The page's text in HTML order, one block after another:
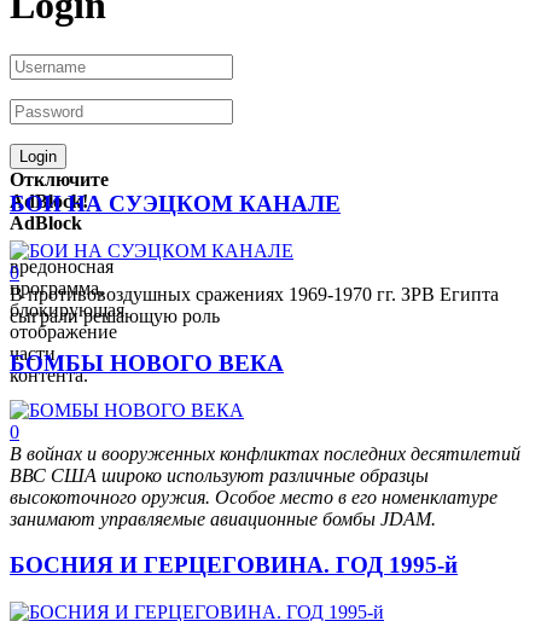
Отключите
AdBlock!
AdBlock
—
вредоносная
программа,
блокирующая
отображение
части
контента.
БОИ НА СУЭЦКОМ КАНАЛЕ
0
В противовоздушных сражениях 1969-1970 гг. ЗРВ Египта
сыграли решающую роль
БОМБЫ НОВОГО ВЕКА
0
В войнах и вооруженных конфликтах последних десятилетий
ВВС США широко используют различные образцы
высокоточного оружия. Особое место в его номенклатуре
занимают управляемые авиационные бомбы JDAM.
БОСНИЯ И ГЕРЦЕГОВИНА. ГОД 1995-й